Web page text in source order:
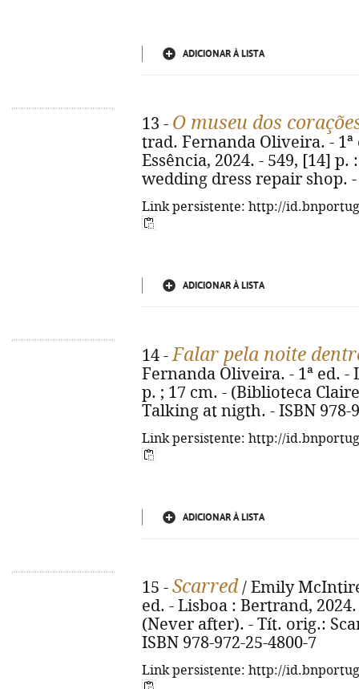
ADICIONAR À LISTA
13 - O museu dos
trad. Fernanda Oliveira. -
Essência, 2024. - 549, [14]
wedding dress repair shop. -
Link persistente: http://
ADICIONAR À LISTA
14 -Falar pela noite
Fernanda Oliveira. - 1ª ed. -
p. ; 17 cm. - (Biblioteca
Talking at nigth. - ISBN 978-
Link persistente: http://
ADICIONAR À LISTA
15 - Scarred / Emily
ed. - Lisboa : Bertrand,
(Never after). - Tít. orig.:
ISBN 978-972-25-4800-7
Link persistente: http://